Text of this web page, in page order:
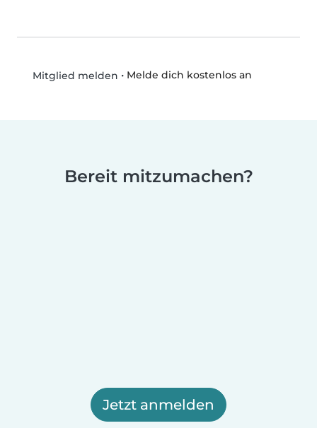
Mitglied melden • Melde dich kostenlos an
Bereit mitzumachen?
Jetzt anmelden